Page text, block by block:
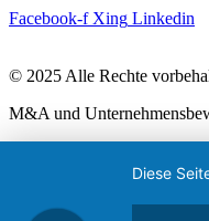
Facebook-f Xing Linkedin
© 2025 Alle Rechte
M&A und
Diese